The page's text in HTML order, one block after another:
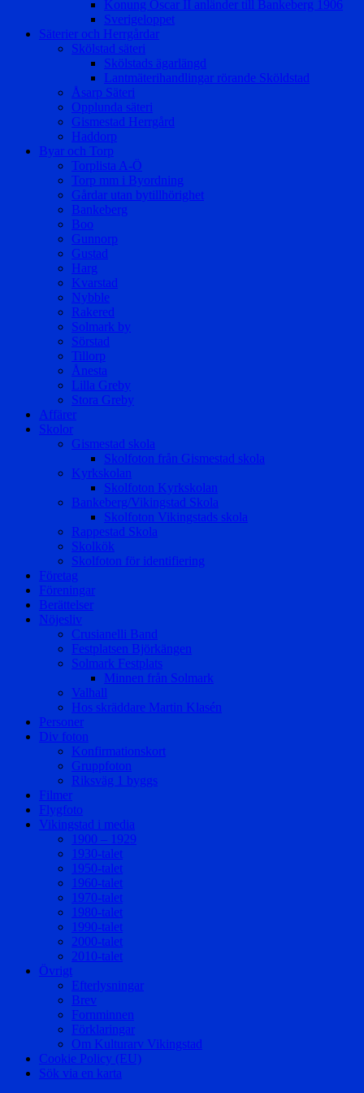
Konung Oscar II anländer till Bankeberg 1906
Sverigeloppet
Säterier och Herrgårdar
Skölstad säteri
Skölstads ägarlängd
Lantmäterihandlingar rörande Sköldstad
Åsarp Säteri
Opplunda säteri
Gismestad Herrgård
Haddorp
Byar och Torp
Torplista A-Ö
Torp mm i Byordning
Gårdar utan bytillhörighet
Bankeberg
Boo
Gunnorp
Gustad
Harg
Kvarstad
Nybble
Rakered
Solmark by
Sörstad
Tillorp
Ånesta
Lilla Greby
Stora Greby
Affärer
Skolor
Gismestad skola
Skolfoton från Gismestad skola
Kyrkskolan
Skolfoton Kyrkskolan
Bankeberg/Vikingstad Skola
Skolfoton Vikingstads skola
Rappestad Skola
Skolkök
Skolfoton för identifiering
Företag
Föreningar
Berättelser
Nöjesliv
Crusianelli Band
Festplatsen Björkängen
Solmark Festplats
Minnen från Solmark
Valhall
Hos skräddare Martin Klasén
Personer
Div foton
Konfirmationskort
Gruppfoton
Riksväg 1 byggs
Filmer
Flygfoto
Vikingstad i media
1900 – 1929
1930-talet
1950-talet
1960-talet
1970-talet
1980-talet
1990-talet
2000-talet
2010-talet
Övrigt
Efterlysningar
Brev
Fornminnen
Förklaringar
Om Kulturarv Vikingstad
Cookie Policy (EU)
Sök via en karta